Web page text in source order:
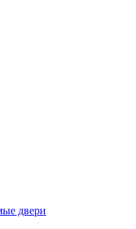
двери